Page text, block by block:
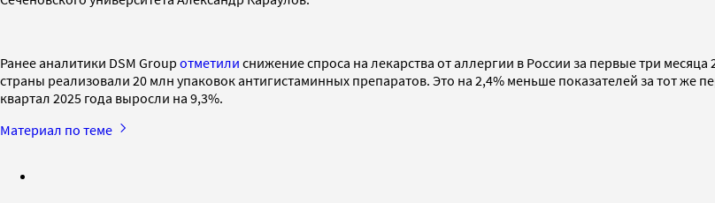
Ранее аналитики DSM Group отметили снижение спроса на лекарства от аллергии в России за первые три
страны реализовали 20 млн упаковок антигистаминных препаратов. Это на 2,4% меньше показателей за тот же
квартал 2025 года выросли на 9,3%.
Материал по теме